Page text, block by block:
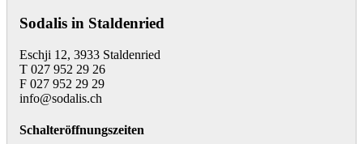
Sodalis in Staldenried
Eschji 12, 3933 Staldenried
T 027 952 29 26
F 027 952 29 29
info@sodalis.ch
Schalteröffnungszeiten